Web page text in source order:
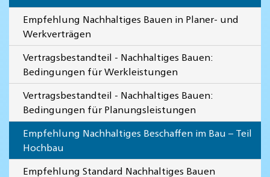
Empfehlung Nachhaltiges Bauen in Planer- und
Werkverträgen
Vertragsbestandteil - Nachhaltiges Bauen:
Bedingungen für Werkleistungen
Vertragsbestandteil - Nachhaltiges Bauen:
Bedingungen für Planungsleistungen
Empfehlung Nachhaltiges Beschaffen im Bau – Teil
Hochbau
Empfehlung Standard Nachhaltiges Bauen